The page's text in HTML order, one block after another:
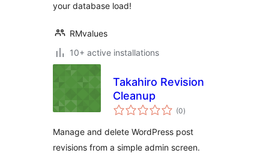
your database load!
RMvalues
10+ active installations
Takahiro Revision
Cleanup
(0total
ratings
)
Manage and delete WordPress post
revisions from a simple admin screen.